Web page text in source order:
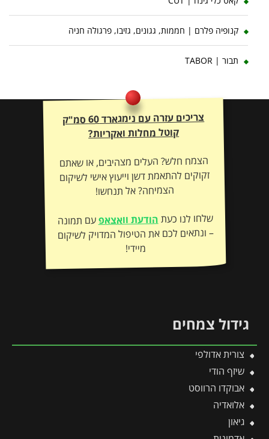
קנופיה פלרם | חממות, גגונים, גזיבו, פרגולה חניה
תבור | TABOR
צריכים עזרה עם נימגארד 60 סמ"ק
קוטל מחלות ואקריות?
הצמח חלש? העלים מצהיבים, או שאתם
זקוקים להתאמת דשן וייעוץ אישי לשיקום
הצמיחה? אל תנחשו!
שלחו לנו כעתהודעת וואצאפעם תמונה
– ונתאים לכם את הטיפול המדויק לשיקום
מיידי!
גידול צמחים
צורית אדולפי
שיזף הודי
אבוקדו הרווסט
אלואדיה
גיאון